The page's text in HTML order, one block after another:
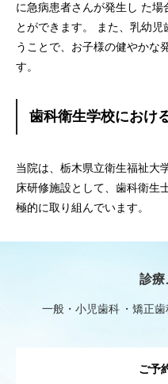
に急病患者さんが発生し た場
とができます。 また、乳幼
うことで、お子様の健やかな
す。
歯科衛生学校におけ
当院は、栃木県立衛生福祉大
床研修施設として、歯科衛生
極的に取り組んでいます。
診療
一般・小児歯科 矯正歯
ご予